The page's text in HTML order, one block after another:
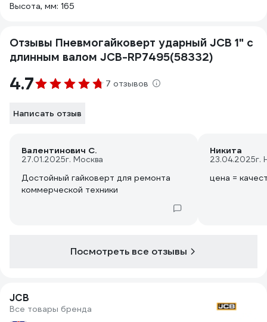
Высота, мм: 165
Отзывы Пневмогайковерт ударный JCB 1" с
длинным валом JCB-RP7495(58332)
4.7 7 отзывов
Написать отзыв
Валентинович С.
27.01.2025г. Москва
Достойный гайковерт для ремонта
коммерческой техники
Никита
23.04.2025г.
цена =
Посмотреть все отзывы
JCB
Все товары бренда